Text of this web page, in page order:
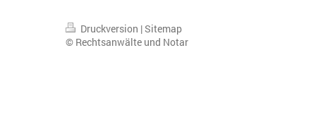
Druckversion |Sitemap
© Rechtsanwälte und Notar